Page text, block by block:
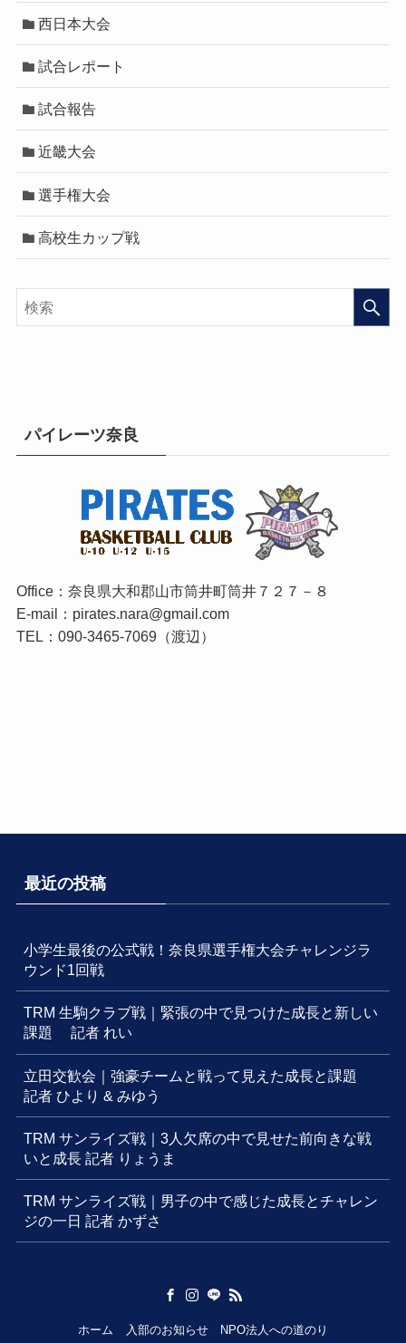
西日本大会
試合レポート
試合報告
近畿大会
選手権大会
高校生カップ戦
パイレーツ奈良
Office：奈良県大和郡山市筒井町筒井７２７－８
E-mail：pirates.nara@gmail.com
TEL：090-3465-7069（渡辺）
最近の投稿
小学生最後の公式戦！奈良県選手権大会チャレンジラ
ウンド1回戦
TRM 生駒クラブ戦｜緊張の中で見つけた成長と新しい
課題 記者 れい
立田交歓会｜強豪チームと戦って見えた成長と課題
記者 ひより & みゆう
TRM サンライズ戦｜3人欠席の中で見せた前向きな戦
いと成長 記者 りょうま
TRM サンライズ戦｜男子の中で感じた成長とチャレン
ジの一日 記者 かずさ
ホーム 入部のお知らせ NPO法人への道のり